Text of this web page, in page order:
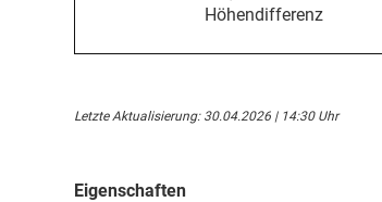
Höhendifferenz
Letzte Aktualisierung: 30.04.2026 | 14:30 Uhr
Eigenschaften